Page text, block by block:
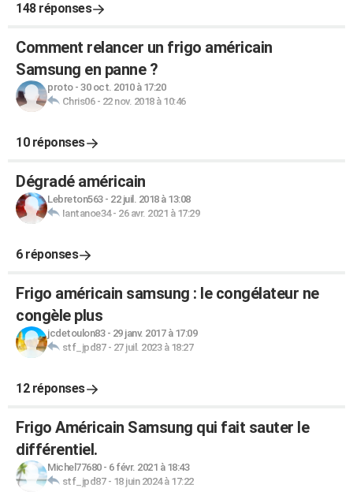
148 réponses
Comment relancer un frigo américain
Samsung en panne ?
proto- 30 oct. 2010 à 17:20
Chris06- 22 nov. 2018 à 10:46
10 réponses
Dégradé américain
Lebreton563- 22 juil. 2018 à 13:08
Iantanoe34- 26 avr. 2021 à 17:29
6 réponses
Frigo américain samsung : le congélateur ne
congèle plus
jcdetoulon83- 29 janv. 2017 à 17:09
stf_jpd87- 27 juil. 2023 à 18:27
12 réponses
Frigo Américain Samsung qui fait sauter le
différentiel.
Michel77680- 6 févr. 2021 à 18:43
stf_jpd87- 18 juin 2024 à 17:22